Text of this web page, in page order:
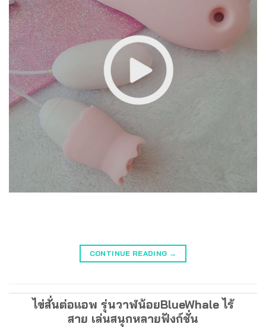
CONTINUE READING →
ไข่สั่นต่อแอพ รุ่นวาฬน้อยBlueWhale ไร้
สาย เล่นสนุกหลายฟังก์ชั่น